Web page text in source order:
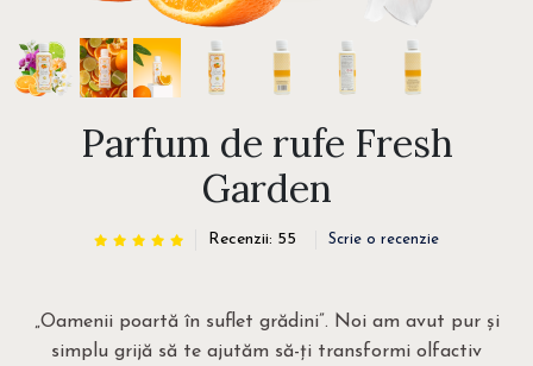
Parfum de rufe Fresh
Garden
Recenzii: 55 Scrie o recenzie
„Oamenii poartă în suflet grădini”. Noi am avut pur și
simplu grijă să te ajutăm să-ți transformi olfactiv